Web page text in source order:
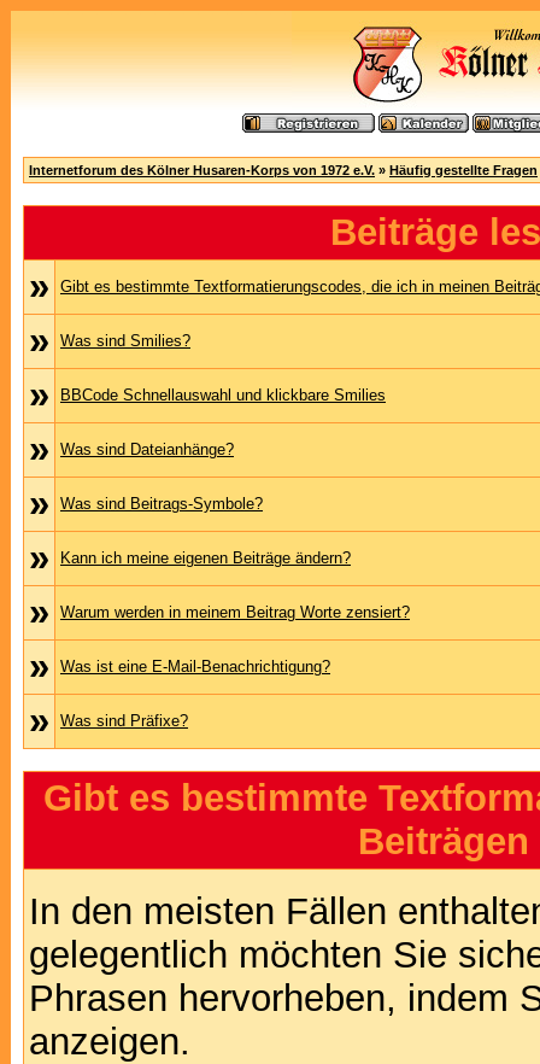
Internetforum des Kölner Husaren-Korps von 1972 e.V. » Häufig gestellte Fragen
Beiträge
»
Gibt es bestimmte Textformatierungscodes, die ich in meinen
» Was sind Smilies?
» BBCode Schnellauswahl und klickbare Smilies
» Was sind Dateianhänge?
» Was sind Beitrags-Symbole?
» Kann ich meine eigenen Beiträge ändern?
» Warum werden in meinem Beitrag Worte zensiert?
» Was ist eine E-Mail-Benachrichtigung?
» Was sind Präfixe?
Gibt es bestimmte
In den meisten Fällen
gelegentlich möchten Sie
Phrasen hervorheben, indem
anzeigen.